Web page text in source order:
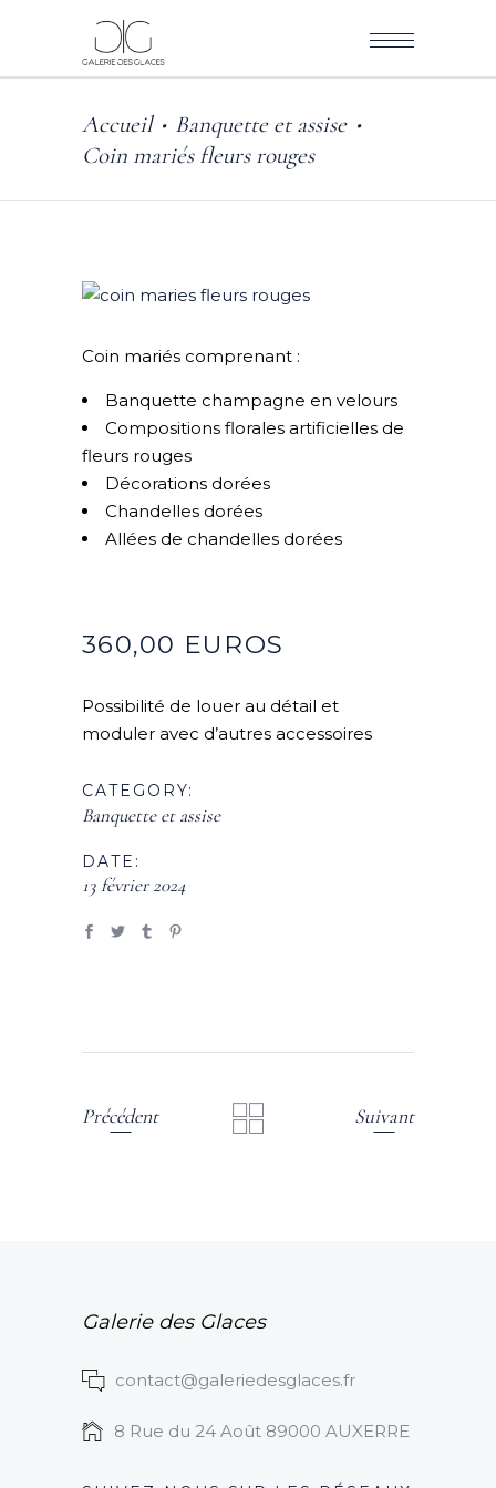
Accueil• Banquette et assise•
Coin mariés fleurs rouges
Coin mariés comprenant :
Banquette champagne en velours
Compositions florales artificielles de
fleurs rouges
Décorations dorées
Chandelles dorées
Allées de chandelles dorées
360,00 EUROS
Possibilité de louer au détail et
moduler avec d’autres accessoires
CATEGORY:
Banquette et assise
DATE:
13 février 2024
Précédent Suivant
Galerie des Glaces
contact@galeriedesglaces.fr
8 Rue du 24 Août 89000 AUXERRE